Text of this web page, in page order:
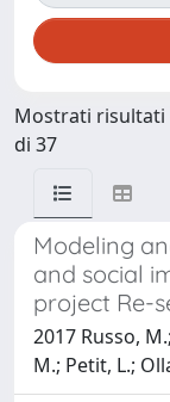
Mostrati risultati
di 37
Modeling
and social
project Re-
2017 Russo,
M.; Petit, L.;